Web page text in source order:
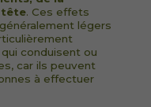
tête. Ces effets
légers
conduisent ou
car ils peuvent
à effectuer